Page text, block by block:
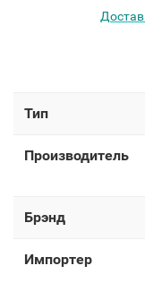
Тип
Производитель
Брэнд
Импортер